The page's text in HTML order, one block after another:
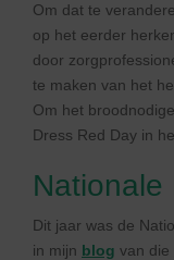
Om dat te
op het eerder
door
te maken van het
Om het
Dress Red Day in
Nationale
Dit jaar was de
in mijn blog van die